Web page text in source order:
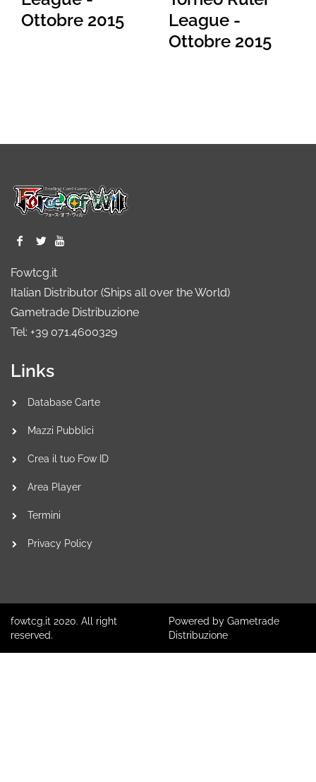
Ottobre 2015
League -
Ottobre 2015
Fowtcg.it
Italian Distributor (Ships all over the World)
Gametrade Distribuzione
Tel: +39 071.4600329
Links
Database Carte
Mazzi Pubblici
Crea il tuo Fow ID
Area Player
Termini
Privacy Policy
fowtcg.it 2020. All right
reserved.
Powered by Gametrade
Distribuzione